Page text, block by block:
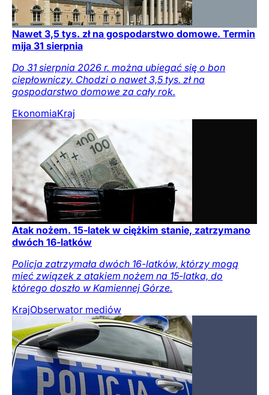
Nawet 3,5 tys. zł na gospodarstwo domowe. Termin
mija 31 sierpnia
Do 31 sierpnia 2026 r. można ubiegać się o bon
ciepłowniczy. Chodzi o nawet 3,5 tys. zł na
gospodarstwo domowe za cały rok.
EkonomiaKraj
Atak nożem. 15-latek w ciężkim stanie, zatrzymano
dwóch 16-latków
Policja zatrzymała dwóch 16-latków, którzy mogą
mieć związek z atakiem nożem na 15-latka, do
którego doszło w Kamiennej Górze.
KrajObserwator mediów